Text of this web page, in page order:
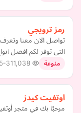
رمز ترويجي
تواصل الان معنا
التى توفر لكم افضل
منوعة 31
اوتفيت كيدز
مرحبًا بك في متجر